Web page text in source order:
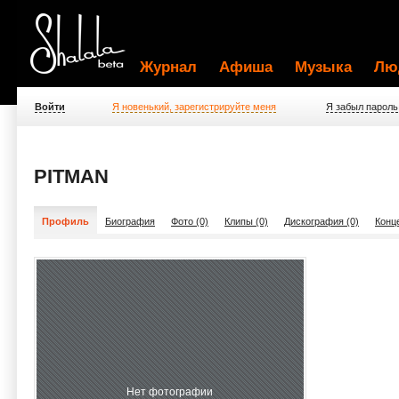
Журнал Афиша Музыка
Войти Я новенький, зарегистрируйте меня Я забыл пароль
PITMAN
Профиль Биография Фото (0) Клипы (0) Дискография (0)
Нет фотографии